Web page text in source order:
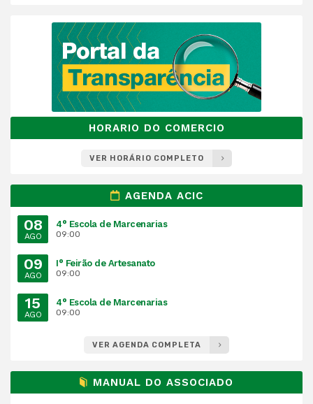
HORARIO DO COMERCIO
VER HORÁRIO COMPLETO
AGENDA ACIC
08
AGO
4° Escola de Marcenarias
09:00
09
AGO
I° Feirão de Artesanato
09:00
15
AGO
4° Escola de Marcenarias
09:00
VER AGENDA COMPLETA
MANUAL DO ASSOCIADO